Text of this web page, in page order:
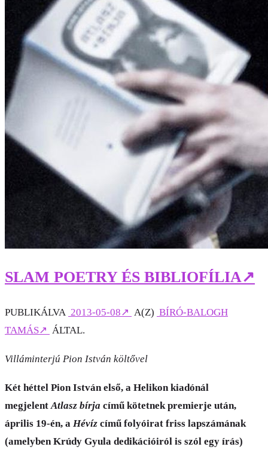
SLAM POETRY ÉS BIBLIOFÍLIA↗
PUBLIKÁLVA 2013-05-08↗ A(Z) BÍRÓ-BALOGH
TAMÁS↗ ÁLTAL.
Villáminterjú Pion István költővel
Két héttel Pion István első, a Helikon kiadónál
megjelentAtlasz bírja című kötetnek premierje után,
április 19-én, a Hévíz című folyóirat friss lapszámának
(amelyben Krúdy Gyula dedikációiról is szól egy írás)